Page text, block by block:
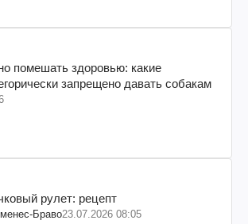
помешать здоровью: какие
запрещено давать собакам
рулет: рецепт
Браво23.07.2026 08:05